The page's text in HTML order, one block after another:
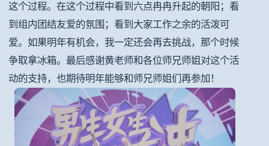
这个过程。在这个过程中看到六点冉冉升起的朝阳；看
到组内团结友爱的氛围；看到大家工作之余的活泼可
爱。如果明年有机会，我一定还会再去挑战，那个时候
争取拿冰箱。最后感谢黄老师和各位师兄师姐对这个活
动的支持，也期待明年能够和师兄师姐们再参加！